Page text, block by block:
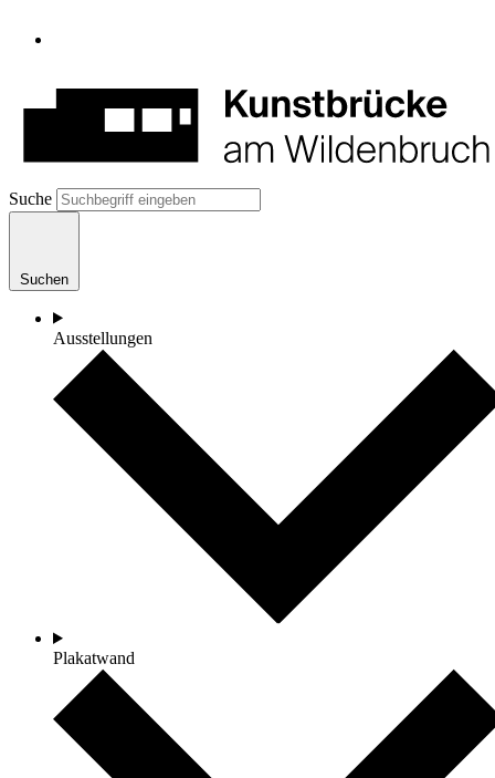
Suche
Suchen
Ausstellungen
Plakatwand